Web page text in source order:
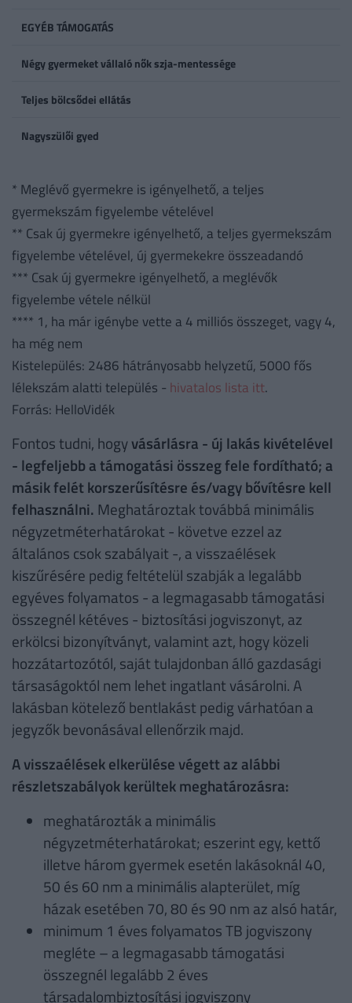
EGYÉB TÁMOGATÁS
Négy gyermeket vállaló nők szja-mentessége
Teljes bölcsődei ellátás
Nagyszülői gyed
* Meglévő gyermekre is igényelhető, a teljes
gyermekszám figyelembe vételével
** Csak új gyermekre igényelhető, a teljes gyermekszám
figyelembe vételével, új gyermekekre összeadandó
*** Csak új gyermekre igényelhető, a meglévők
figyelembe vétele nélkül
**** 1, ha már igénybe vette a 4 milliós összeget, vagy 4,
ha még nem
Kistelepülés: 2486 hátrányosabb helyzetű, 5000 fős
lélekszám alatti település - hivatalos lista itt.
Forrás: HelloVidék
Fontos tudni, hogyvásárlásra - új lakás kivételével
- legfeljebb a támogatási összeg fele fordítható; a
másik felét korszerűsítésre és/vagy bővítésre kell
felhasználni. Meghatároztak továbbá minimális
négyzetméterhatárokat - követve ezzel az
általános csok szabályait -, a visszaélések
kiszűrésére pedig feltételül szabják a legalább
egyéves folyamatos - a legmagasabb támogatási
összegnél kétéves - biztosítási jogviszonyt, az
erkölcsi bizonyítványt, valamint azt, hogy közeli
hozzátartozótól, saját tulajdonban álló gazdasági
társaságoktól nem lehet ingatlant vásárolni. A
lakásban kötelező bentlakást pedig várhatóan a
jegyzők bevonásával ellenőrzik majd.
A visszaélések elkerülése végett az alábbi
részletszabályok kerültek meghatározásra:
meghatározták a minimális
négyzetméterhatárokat; eszerint egy, kettő
illetve három gyermek esetén lakásoknál 40,
50 és 60 nm a minimális alapterület, míg
házak esetében 70, 80 és 90 nm az alsó határ,
minimum 1 éves folyamatos TB jogviszony
megléte – a legmagasabb támogatási
összegnél legalább 2 éves
társadalombiztosítási jogviszony